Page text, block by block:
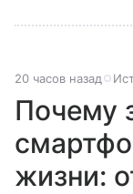
20 часов назад
Почему
жизни: